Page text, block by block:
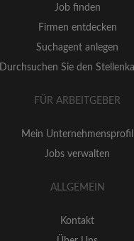
Job finden
Firmen entdecken
Suchagent anlegen
Durchsuchen Sie den
FÜR ARBEITGEBER
Mein Unternehmensprofil
Jobs verwalten
ALLGEMEIN
Kontakt